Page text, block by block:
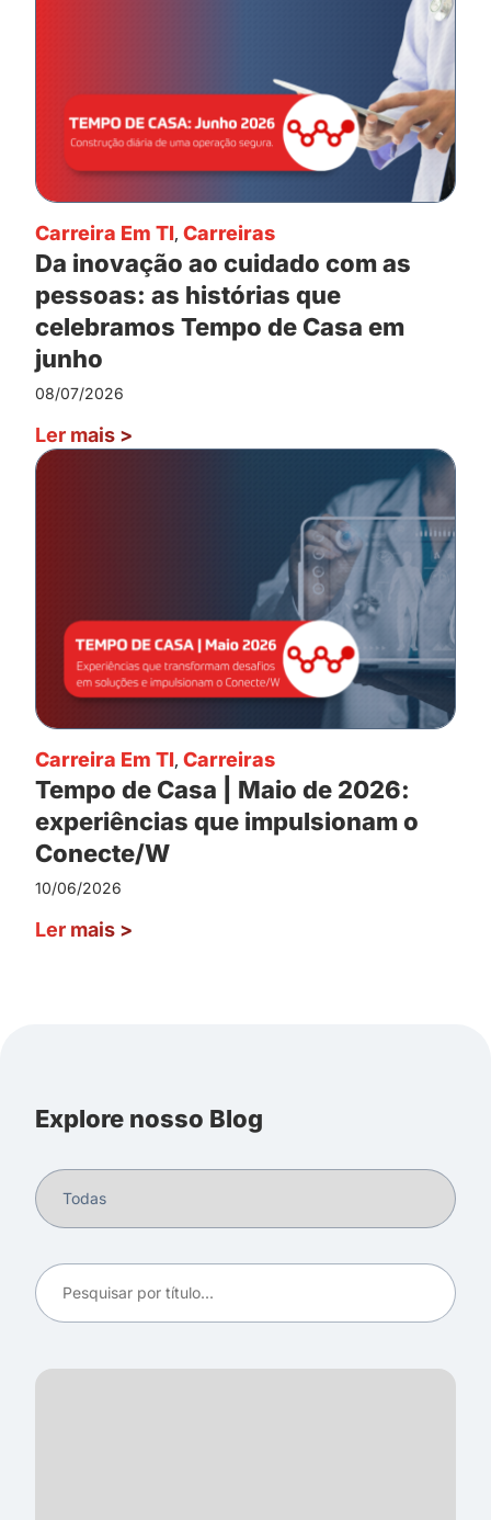
Carreira Em TI, Carreiras
Da inovação ao cuidado com as
pessoas: as histórias que
celebramos Tempo de Casa em
junho
08/07/2026
Ler mais >
Carreira Em TI, Carreiras
Tempo de Casa | Maio de 2026:
experiências que impulsionam o
Conecte/W
10/06/2026
Ler mais >
Explore nosso Blog